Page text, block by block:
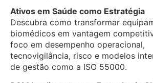
Ativos em Saúde como Estratégia
Descubra como transformar
biomédicos em vantagem
foco em desempenho operacional,
tecnovigilância, risco e modelos
de gestão como a ISO 55000.